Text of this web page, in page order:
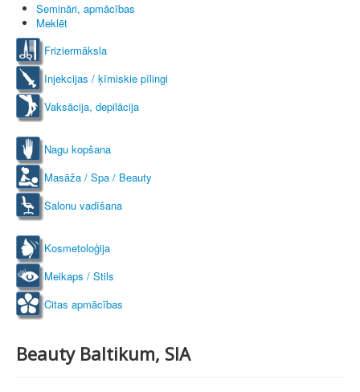
Semināri, apmācības
Meklēt
Friziermāksla
Injekcijas / ķīmiskie pīlingi
Vaksācija, depilācija
Nagu kopšana
Masāža / Spa / Beauty
Salonu vadīšana
Kosmetoloģija
Meikaps / Stils
Citas apmācības
Beauty Baltikum, SIA